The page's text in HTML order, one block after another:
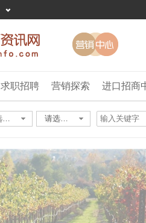
求职招聘 营销探索 进口招商